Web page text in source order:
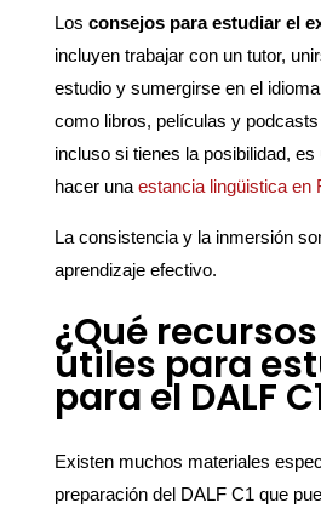
Los consejos para estudiar el
incluyen trabajar con un tutor,
estudio y sumergirse en el
como libros, películas y
incluso si tienes la posibilidad, es
hacer una estancia lingüistica en
La consistencia y la inmersión
aprendizaje efectivo.
¿Qué
útiles para
para el DALF
Existen muchos materiales
preparación del DALF C1 que